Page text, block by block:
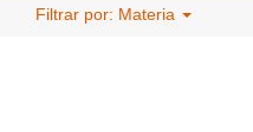
Filtrar por: Materia